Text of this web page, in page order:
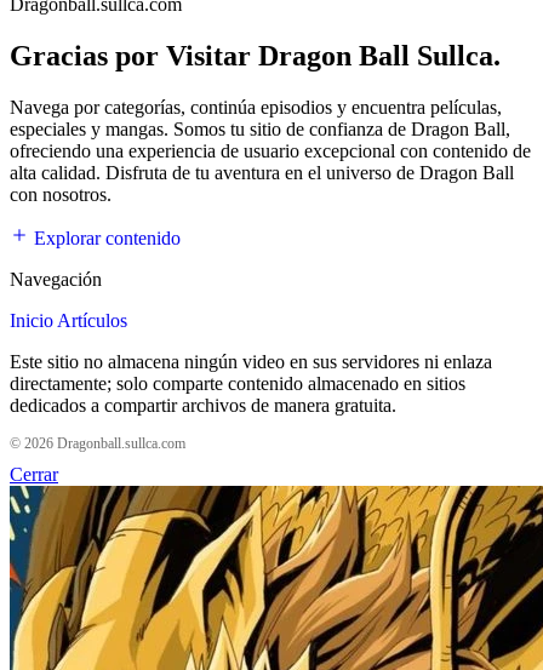
Gracias por Visitar Dragon Ball Sullca.
Navega por categorías, continúa episodios y encuentra películas,
especiales y mangas. Somos tu sitio de confianza de Dragon Ball,
ofreciendo una experiencia de usuario excepcional con contenido de
alta calidad. Disfruta de tu aventura en el universo de Dragon Ball
con nosotros.
Explorar contenido
Navegación
Inicio Artículos
Este sitio no almacena ningún video en sus servidores ni enlaza
directamente; solo comparte contenido almacenado en sitios
dedicados a compartir archivos de manera gratuita.
© 2026 Dragonball.sullca.com
Cerrar